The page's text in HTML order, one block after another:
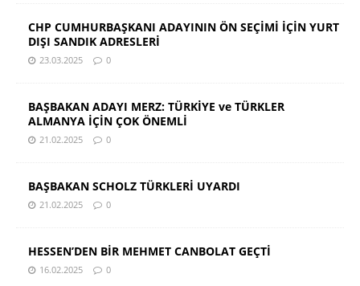
CHP CUMHURBAŞKANI ADAYININ ÖN SEÇİMİ İÇİN YURT
DIŞI SANDIK ADRESLERİ
23.03.2025 0
BAŞBAKAN ADAYI MERZ: TÜRKİYE ve TÜRKLER
ALMANYA İÇİN ÇOK ÖNEMLİ
21.02.2025 0
BAŞBAKAN SCHOLZ TÜRKLERİ UYARDI
21.02.2025 0
HESSEN’DEN BİR MEHMET CANBOLAT GEÇTİ
16.02.2025 0